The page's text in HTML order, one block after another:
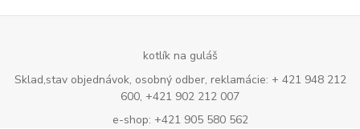
kotlík na guláš
Sklad,stav objednávok, osobný odber, reklamácie: + 421 948 212
600, +421 902 212 007
e-shop: +421 905 580 562